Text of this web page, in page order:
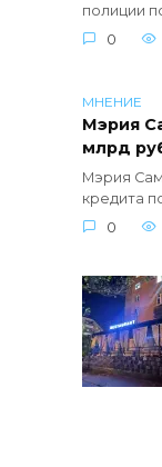
полиции
0
МНЕНИЕ
Мэрия
млрд
Мэрия
кредита
0